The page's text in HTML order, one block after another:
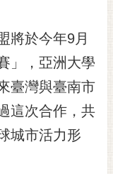
將於今年9月
」，亞洲大學
臺灣與臺南市
這次合作，共
城市活力形